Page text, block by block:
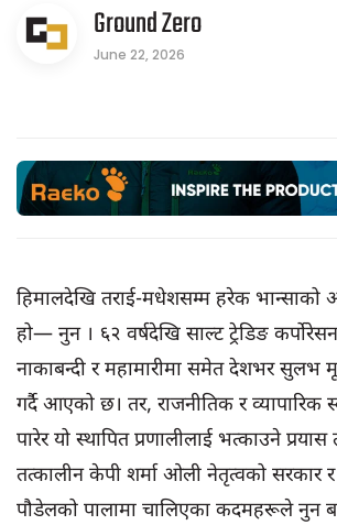
Ground Zero
June 22, 2026
हिमालदेखि तराई-मधेशसम्म हरेक भान्साको
हो— नुन । ६२ वर्षदेखि साल्ट ट्रेडिङ
नाकाबन्दी र महामारीमा समेत देशभर सुलभ
गर्दै आएको छ। तर, राजनीतिक र व्यापारिक
पारेर यो स्थापित प्रणालीलाई भत्काउने प्रयास
तत्कालीन केपी शर्मा ओली नेतृत्वको सरकार र
पौडेलको पालामा चालिएका कदमहरूले नुन